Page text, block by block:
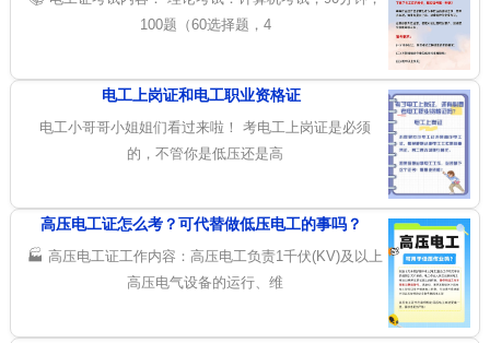
100题（60选择题，4
电工上岗证和电工职业资格证
电工小哥哥小姐姐们看过来啦！ 考电工上岗证是必须
的，不管你是低压还是高
高压电工证怎么考？可代替做低压电工的事吗？
🏭 高压电工证工作内容：高压电工负责1千伏(KV)及以上
高压电气设备的运行、维